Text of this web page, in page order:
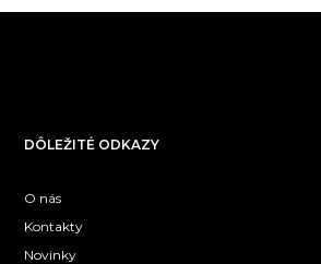
DÔLEŽITÉ ODKAZY
O nás
Kontakty
Novinky